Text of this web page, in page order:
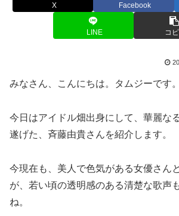
X Facebook
LINE コ
みなさん、こんにちは。タムジーです。
今日はアイドル畑出身にして、華麗な
遂げた、斉藤由貴さんを紹介します。
今現在も、美人で色気がある女優さん
が、若い頃の透明感のある清楚な歌声
ね。